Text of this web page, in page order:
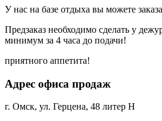
У нас на базе отдыха вы можете
Предзаказ необходимо сделать у
минимум за 4 часа до подачи!
приятного аппетита!
Адрес офиса продаж
г. Омск, ул. Герцена, 48 литер Н